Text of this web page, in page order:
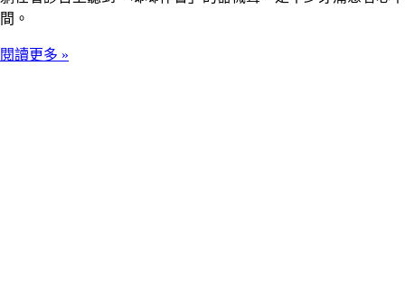
間。
閱讀更多 »